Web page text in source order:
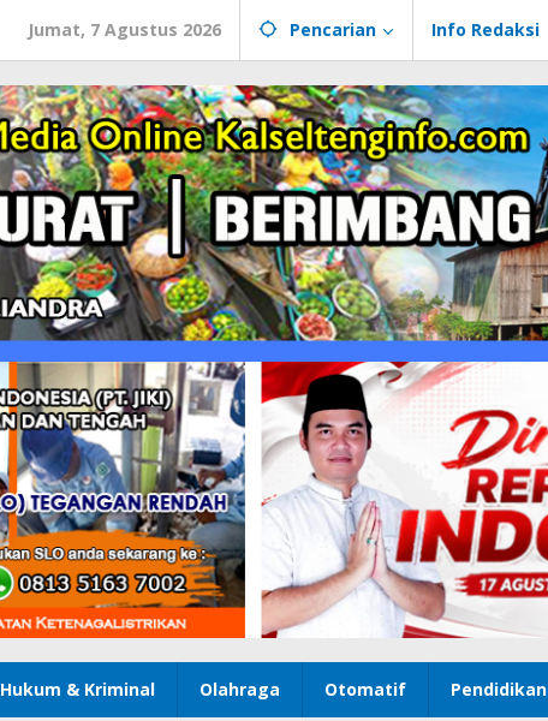
Jumat, 7 Agustus 2026 Pencarian Info Redaksi
Hukum & Kriminal Olahraga Otomatif Pendidikan